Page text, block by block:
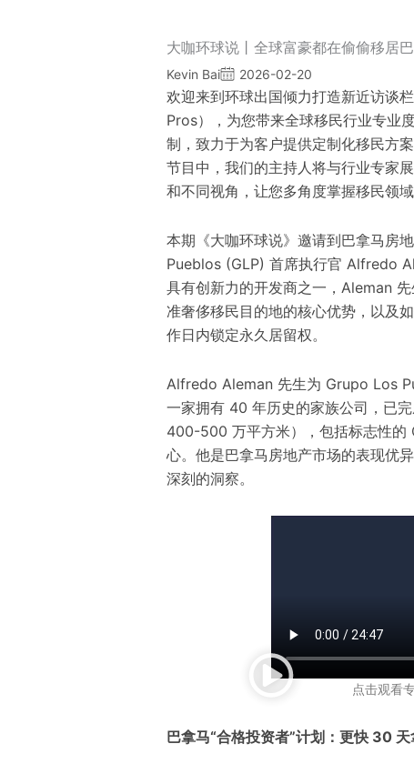
大咖环球说丨全球富豪都在偷偷移居
Kevin Bai 2026-02-20
欢迎来到环球出国倾力打造新近访谈
Pros），为您带来全球移民行业专业
制，致力于为客户提供定制化移民方
节目中，我们的主持人将与行业专家
和不同视角，让您多角度掌握移民领
本期《大咖环球说》邀请到巴拿马房
Pueblos (GLP) 首席执行官 Alfredo
具有创新力的开发商之一，Aleman
准奢侈移民目的地的核心优势，以及
作日内锁定永久居留权。
Alfredo Aleman 先生为 Grupo Los
一家拥有 40 年历史的家族公司 ，已
400-500 万平方米），包括标志性的
心。他是巴拿马房地产市场的表现优异
深刻的洞察。
点击观看
巴拿马“合格投资者”计划：更快 30